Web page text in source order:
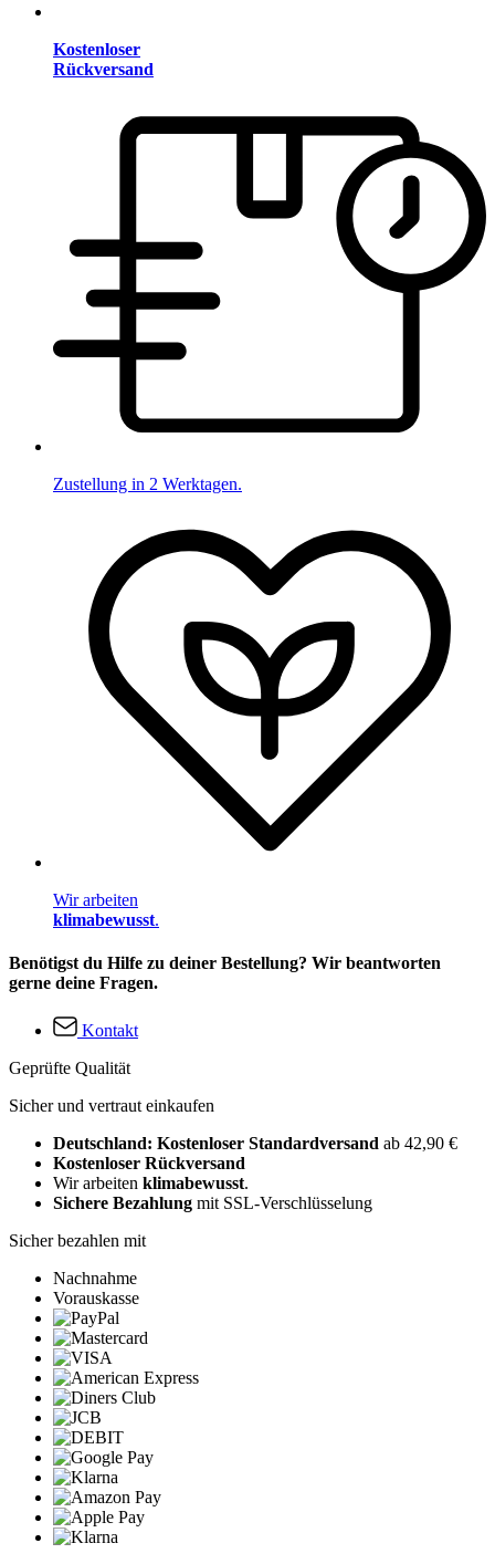
Kostenloser
Rückversand
Zustellung in 2 Werktagen.
Wir arbeiten
klimabewusst.
Benötigst du Hilfe zu deiner Bestellung? Wir beantworten
gerne deine Fragen.
Kontakt
Geprüfte Qualität
Sicher und vertraut einkaufen
Deutschland: Kostenloser Standardversand ab 42,90 €
Kostenloser Rückversand
Wir arbeiten klimabewusst.
Sichere Bezahlung mit SSL-Verschlüsselung
Sicher bezahlen mit
Nachnahme
Vorauskasse